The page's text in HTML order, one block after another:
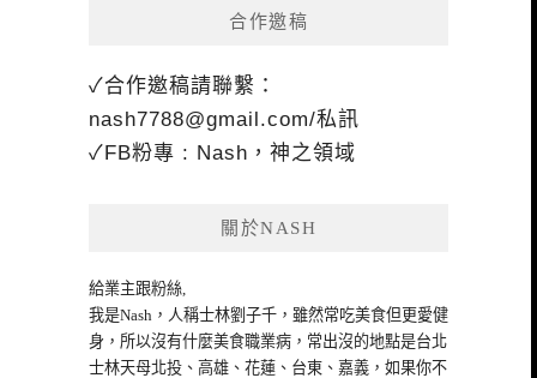
合作邀稿
✓合作邀稿請聯繫：
nash7788@gmail.com/私訊
✓FB粉專 : Nash，神之領域
關於NASH
給業主跟粉絲,
我是Nash，人稱士林劉子千，雖然常吃美食但更愛健
身，所以沒有什麼美食職業病，常出沒的地點是台北
士林天母北投、高雄、花蓮、台東、嘉義，如果你不